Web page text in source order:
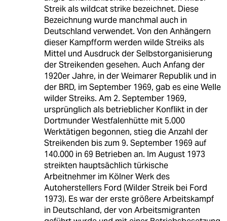
Streik als wildcat strike bezeichnet. Diese
Bezeichnung wurde manchmal auch in
Deutschland verwendet. Von den Anhängern
dieser Kampfform werden wilde Streiks als
Mittel und Ausdruck der Selbstorganisierung
der Streikenden gesehen. Auch Anfang der
1920er Jahre, in der Weimarer Republik und in
der BRD, im September 1969, gab es eine Welle
wilder Streiks. Am 2. September 1969,
ursprünglich als betrieblicher Konflikt in der
Dortmunder Westfalenhütte mit 5.000
Werktätigen begonnen, stieg die Anzahl der
Streikenden bis zum 9. September 1969 auf
140.000 in 69 Betrieben an. Im August 1973
streikten hauptsächlich türkische
Arbeitnehmer im Kölner Werk des
Autoherstellers Ford (Wilder Streik bei Ford
1973). Es war der erste größere Arbeitskampf
in Deutschland, der von Arbeitsmigranten